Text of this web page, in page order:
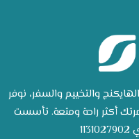
والتخييم والسفر، نوفر
أكثر راحة ومتعة. تأسست